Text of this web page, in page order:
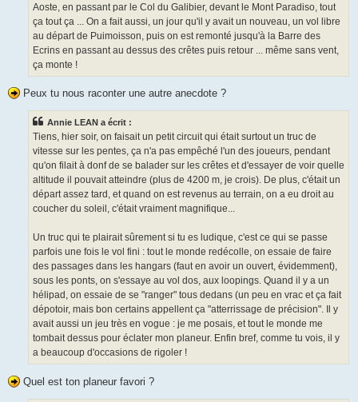
Aoste, en passant par le Col du Galibier, devant le Mont Paradiso, tout
ça tout ça ... On a fait aussi, un jour qu'il y avait un nouveau, un vol libre
au départ de Puimoisson, puis on est remonté jusqu'à la Barre des
Ecrins en passant au dessus des crêtes puis retour ... même sans vent,
ça monte !
Peux tu nous raconter une autre anecdote ?
Annie LEAN a écrit :
Tiens, hier soir, on faisait un petit circuit qui était surtout un truc de
vitesse sur les pentes, ça n'a pas empêché l'un des joueurs, pendant
qu'on filait à donf de se balader sur les crêtes et d'essayer de voir quelle
altitude il pouvait atteindre (plus de 4200 m, je crois). De plus, c'était un
départ assez tard, et quand on est revenus au terrain, on a eu droit au
coucher du soleil, c'était vraiment magnifique...
Un truc qui te plairait sûrement si tu es ludique, c'est ce qui se passe
parfois une fois le vol fini : tout le monde redécolle, on essaie de faire
des passages dans les hangars (faut en avoir un ouvert, évidemment),
sous les ponts, on s'essaye au vol dos, aux loopings. Quand il y a un
hélipad, on essaie de se "ranger" tous dedans (un peu en vrac et ça fait
dépotoir, mais bon certains appellent ça "atterrissage de précision". Il y
avait aussi un jeu très en vogue : je me posais, et tout le monde me
tombait dessus pour éclater mon planeur. Enfin bref, comme tu vois, il y
a beaucoup d'occasions de rigoler !
Quel est ton planeur favori ?